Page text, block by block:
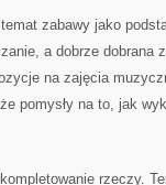
zabawy jako
a dobrze dobrana
na zajęcia
pomysły na to, jak
rzeczy.